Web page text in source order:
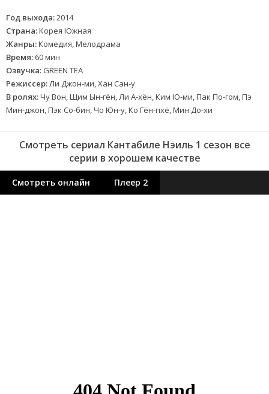
Год выхода:2014
Страна:Корея Южная
Жанры:Комедия, Мелодрама
Время: 60 мин
Озвучка: GREEN TEA
Режиссер:Ли Джон-ми, Хан Сан-у
В ролях:Чу Вон, Щим Ын-гён, Ли А-хён, Ким Ю-ми, Пак По-гом, Пэ
Мин-джон, Пэк Со-бин, Чо Юн-у, Ко Гён-пхё, Мин До-хи
Смотреть сериал Кантабиле Нэиль 1 сезон все
серии в хорошем качестве
Смотреть онлайн Плеер 2